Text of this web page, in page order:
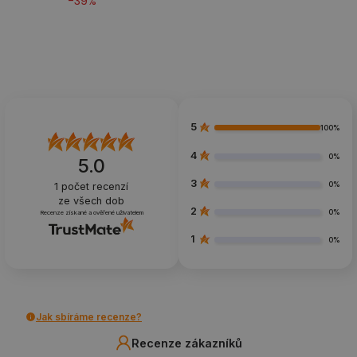
5.0
1 počet recenzí
ze všech dob
Recenze získané a ověřené uživatelem
5 100%
4 0%
3 0%
2 0%
1 0%
Jak sbíráme recenze?
Recenze zákazníků